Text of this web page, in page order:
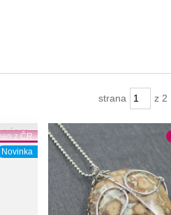
strana z 2
z ČR
Novinka